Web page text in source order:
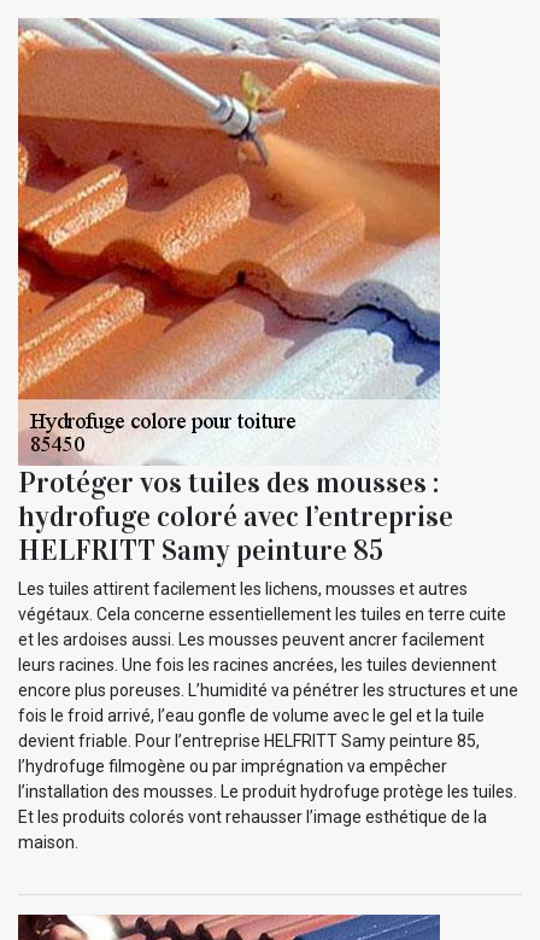
Protéger vos tuiles des mousses :
hydrofuge coloré avec l’entreprise
HELFRITT Samy peinture 85
Les tuiles attirent facilement les lichens, mousses et autres
végétaux. Cela concerne essentiellement les tuiles en terre cuite
et les ardoises aussi. Les mousses peuvent ancrer facilement
leurs racines. Une fois les racines ancrées, les tuiles deviennent
encore plus poreuses. L’humidité va pénétrer les structures et une
fois le froid arrivé, l’eau gonfle de volume avec le gel et la tuile
devient friable. Pour l’entreprise HELFRITT Samy peinture 85,
l’hydrofuge filmogène ou par imprégnation va empêcher
l’installation des mousses. Le produit hydrofuge protège les tuiles.
Et les produits colorés vont rehausser l’image esthétique de la
maison.